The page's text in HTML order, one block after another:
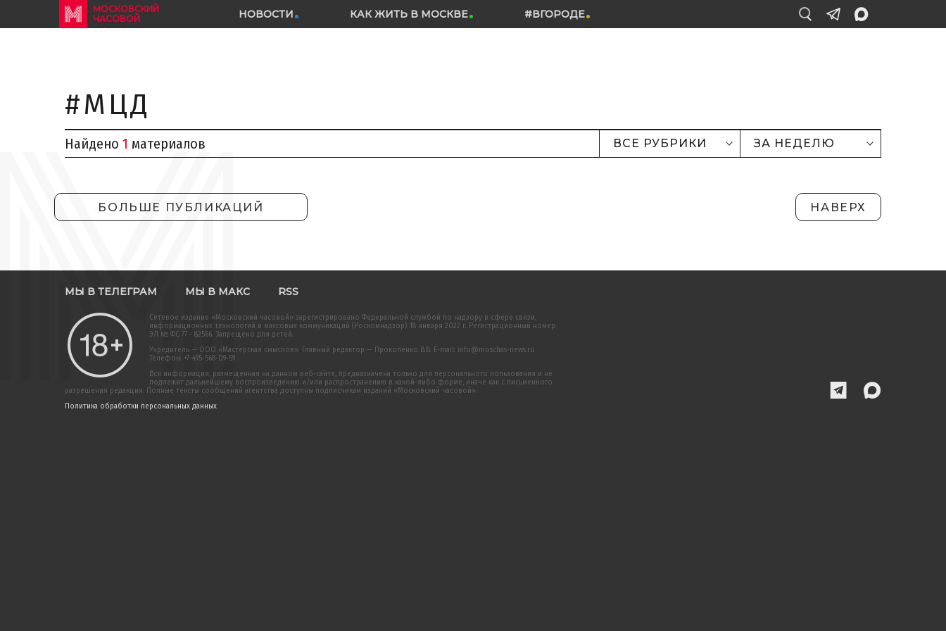
МОСКОВСКИЙ
ЧАСОВОЙ
НОВОСТИ КАК ЖИТЬ В МОСКВЕ #ВГОРОДЕ
#МЦД
Найдено 1 материалов ВСЕ РУБРИКИ ЗА НЕДЕЛЮ
БОЛЬШЕ ПУБЛИКАЦИЙ НАВЕРХ
МЫ В ТЕЛЕГРАМ МЫ В МАКС RSS
Сетевое издание «Московский часовой» зарегистрировано Федеральной службой по надзору в сфере связи,
информационных технологий и массовых коммуникаций (Роскомнадзор) 18 января 2022 г. Регистрационный номер
ЭЛ № ФС 77 - 82566. Запрещено для детей.
Учредитель — ООО «Мастерская смыслов». Главный редактор — Прокопенко В.В. E-mail: info@moschas-news.ru
Телефон: +7-495-568-09-59
Вся информация, размещенная на данном веб-сайте, предназначена только для персонального пользования и не
подлежит дальнейшему воспроизведению и/или распространению в какой-либо форме, иначе как с письменного
разрешения редакции. Полные тексты сообщений агентства доступны подписчикам изданий «Московский часовой».
Политика обработки персональных данных